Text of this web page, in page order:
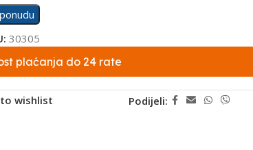
30305
plaćanja do 24 rate
wishlist Podijeli: